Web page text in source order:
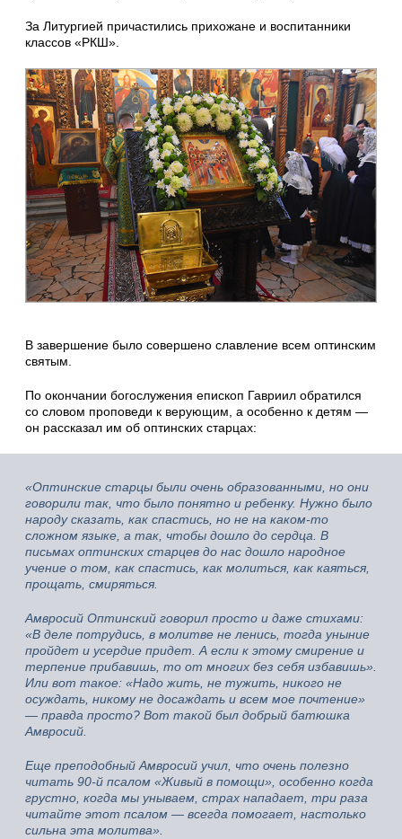
За Литургией причастились прихожане и воспитанники
классов «РКШ».
В завершение было совершено славление всем оптинским
святым.
По окончании богослужения епископ Гавриил обратился
со словом проповеди к верующим, а особенно к детям —
он рассказал им об оптинских старцах:
«Оптинские старцы были очень образованными, но они
говорили так, что было понятно и ребенку. Нужно было
народу сказать, как спастись, но не на каком-то
сложном языке, а так, чтобы дошло до сердца. В
письмах оптинских старцев до нас дошло народное
учение о том, как спастись, как молиться, как каяться,
прощать, смиряться.
Амвросий Оптинский говорил просто и даже стихами:
«В деле потрудись, в молитве не ленись, тогда уныние
пройдет и усердие придет. А если к этому смирение и
терпение прибавишь, то от многих без себя избавишь».
Или вот такое: «Надо жить, не тужить, никого не
осуждать, никому не досаждать и всем мое почтение»
— правда просто? Вот такой был добрый батюшка
Амвросий.
Еще преподобный Амвросий учил, что очень полезно
читать 90-й псалом «Живый в помощи», особенно когда
грустно, когда мы унываем, страх нападает, три раза
читайте этот псалом — всегда помогает, настолько
сильна эта молитва».